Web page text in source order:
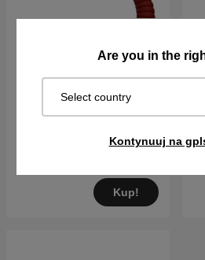
Are you in the
Select country
Kontynuuj na
Plastikowy uchwyt
Czerwony Prawy
Kup!